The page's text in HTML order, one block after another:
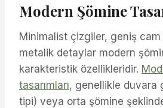
Modern Şömine
Minimalist çizgiler, geniş
metalik detaylar modern
karakteristik özellikleridir.
tasarımları, genellikle duvara
tipi) veya orta şömine